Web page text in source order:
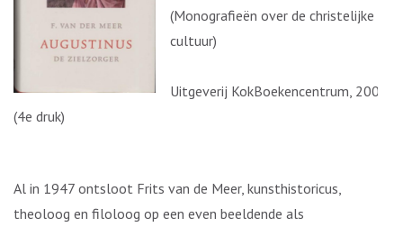
(Monografieën over de christelijke
cultuur)
Uitgeverij KokBoekencentrum, 2008
(4e druk)
Al in 1947 ontsloot Frits van de Meer, kunsthistoricus,
theoloog en filoloog op een even beeldende als